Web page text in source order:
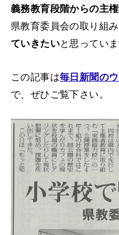
義務教育段階からの主
県教育委員会の取り組み
ていきたいと思っていま
この記事は毎日新聞の
で、ぜひご覧下さい。